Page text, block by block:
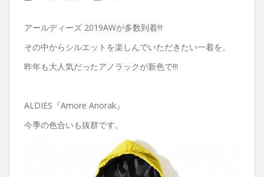
アールディーズ 2019AWが多数到着!!!
その中からシルエットを楽しんでいただきたい一着を。
昨年も大人気だったアノラックが新色で!!!
ALDIES『Amore Anorak』
今季の色合いも抜群です。